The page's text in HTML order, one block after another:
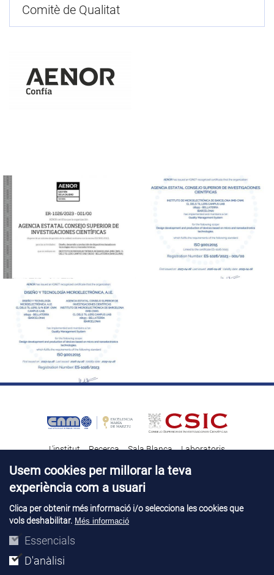
Comitè de Qualitat
L'institut Recerca Sala Blanca
Laboratoris
Transferència tecnològica
Notícies & Divulgació
Contacte Talent
Avís legal Perfil del contractant
Usem cookies per millorar la teva
experiència com a usuari
Clica per obtenir més informació i/o selecciona les cookies que
vols deshabilitar. Més informació
Essencials
D'anàlisi